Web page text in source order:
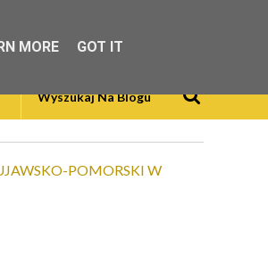
POMORSKI W
MORE GOT IT